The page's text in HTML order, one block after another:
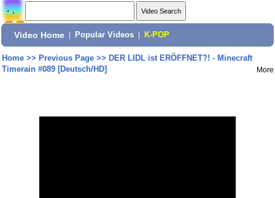
Video Home Popular Videos K-POP
Home>> Previous Page>> DER LIDL ist ERÖFFNET?! - Minecraft
Timerain #089 [Deutsch/HD]
More